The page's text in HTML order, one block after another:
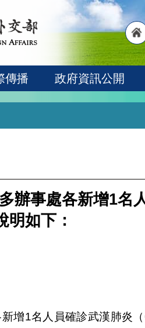
首
傳播 政府資訊公開
辦事處各新增1名
明如下：
增1名人員確診武漢肺炎